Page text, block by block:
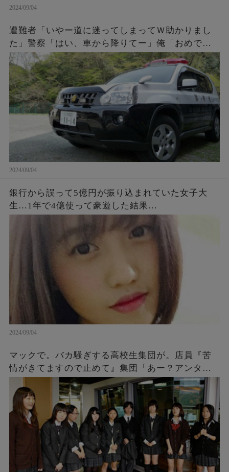
2024/09/04
遭難者「いやー道に迷ってしまってＷ助かりまし
た」警察「はい、車から降りてー」俺「おめでと
う。これであんたらも前科一犯だな。罰金50万払
ってね」遭難者「えっ！」
2024/09/04
銀行から誤って5億円が振り込まれていた女子大
生…1年で4億使って豪遊した結果…
2024/09/04
マックで。バカ騒ぎする高校生集団が。店員『苦
情がきてますので止めて』集団「あー？アンタ何
様？」「アンタの写真撮ったし、帰り道何かあっ
ても知らないよ～ｗ」→結果…